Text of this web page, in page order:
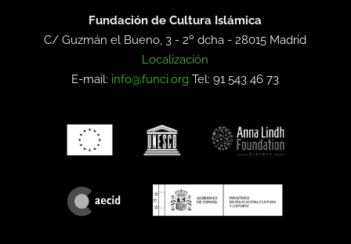
Fundación de Cultura Islámica
C/ Guzmán el Bueno, 3 - 2º dcha -28015 Madrid
Localización
E-mail: info@funci.org Tel: 91 543 46 73